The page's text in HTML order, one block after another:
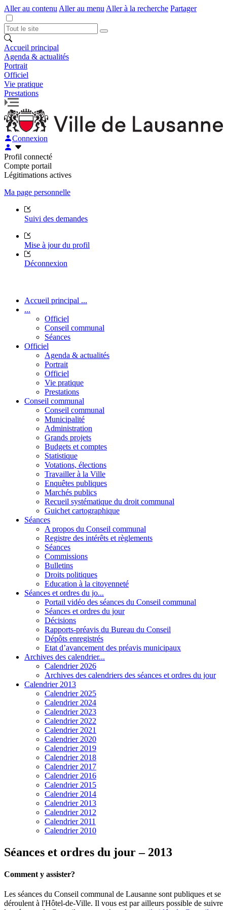
Aller au contenu Aller au menu Aller à la recherche Partager
Accueil principal
Agenda & actualités
Portrait
Officiel
Vie pratique
Prestations
Connexion
Profil connecté
Compte portail
Légitimations actives
Ma page personnelle
Suivi des demandes
Mise à jour du profil
Déconnexion
Accueil principal ...
...
Officiel
Conseil communal
Séances
Officiel
Agenda & actualités
Portrait
Officiel
Vie pratique
Prestations
Conseil communal
Conseil communal
Municipalité
Administration
Grands projets
Budgets et comptes
Statistique
Votations, élections
Travailler à la Ville
Enquêtes publiques
Marchés publics
Recueil systématique du droit communal
Guichet cartographique
Séances
A propos du Conseil communal
Registre des intérêts et règlements
Séances
Commissions
Bulletins
Droits politiques
Education à la citoyenneté
Séances et ordres du jo...
Portail vidéo des séances du Conseil communal
Séances et ordres du jour
Décisions
Rapports-préavis du Bureau du Conseil
Dépôts enregistrés
Etat d’avancement des préavis municipaux
Archives des calendrier...
Calendrier 2026
Archives des calendriers des séances et ordres du jour
Calendrier 2013
Calendrier 2025
Calendrier 2024
Calendrier 2023
Calendrier 2022
Calendrier 2021
Calendrier 2020
Calendrier 2019
Calendrier 2018
Calendrier 2017
Calendrier 2016
Calendrier 2015
Calendrier 2014
Calendrier 2013
Calendrier 2012
Calendrier 2011
Calendrier 2010
Séances et ordres du jour – 2013
Comment y assister?
Les séances du Conseil communal de Lausanne sont publiques et se
déroulent à l'Hôtel-de-Ville. Il vous est par ailleurs possible de suivre